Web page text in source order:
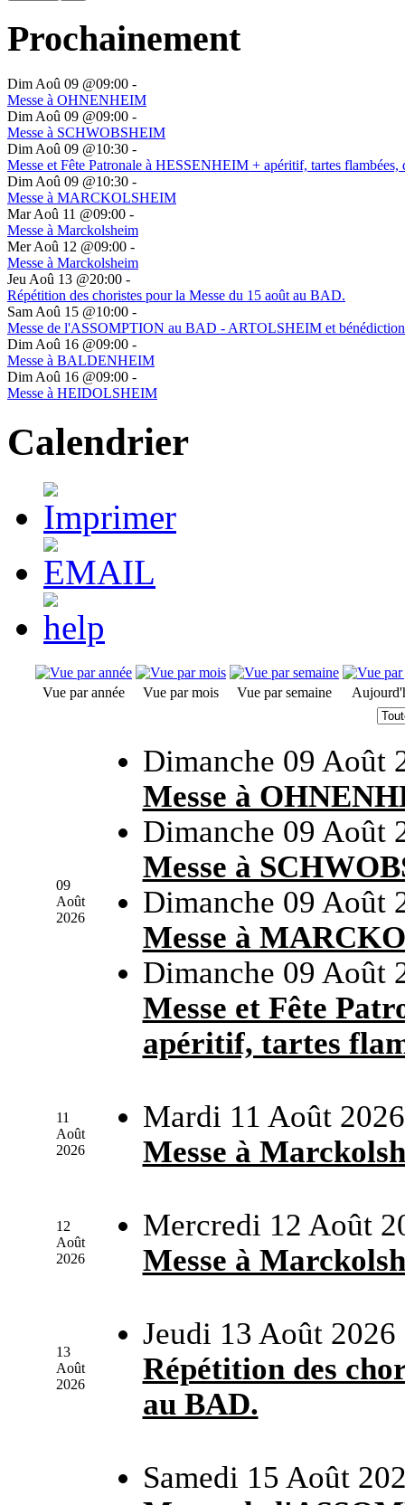
Prochainement
Dim Aoû 09 @09:00 -
Messe à OHNENHEIM
Dim Aoû 09 @09:00 -
Messe à SCHWOBSHEIM
Dim Aoû 09 @10:30 -
Messe et Fête Patronale à HESSENHEIM + apéritif, tartes flambées,
Dim Aoû 09 @10:30 -
Messe à MARCKOLSHEIM
Mar Aoû 11 @09:00 -
Messe à Marckolsheim
Mer Aoû 12 @09:00 -
Messe à Marckolsheim
Jeu Aoû 13 @20:00 -
Répétition des choristes pour la Messe du 15 août au BAD.
Sam Aoû 15 @10:00 -
Messe de l'ASSOMPTION au BAD - ARTOLSHEIM et bénédiction
Dim Aoû 16 @09:00 -
Messe à BALDENHEIM
Dim Aoû 16 @09:00 -
Messe à HEIDOLSHEIM
Calendrier
Vue par année Vue par mois Vue par semaine
09
Août
2026
Dimanche 09 Août
Messe à
Dimanche 09 Août
Messe à
Dimanche 09 Août
Messe à
Dimanche 09 Août
Messe et Fête
apéritif, tartes
11
Août
2026
Mardi 11 Août
Messe à
12
Août
2026
Mercredi 12 Août
Messe à
13
Août
2026
Jeudi 13 Août 2026
Répétition des
au BAD.
Samedi 15 Août